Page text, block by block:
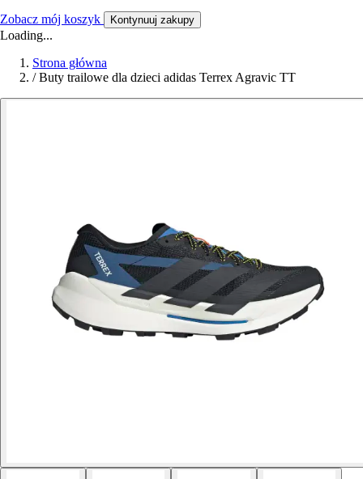
Zobacz mój koszyk Kontynuuj zakupy
Loading...
Strona główna
/ Buty trailowe dla dzieci adidas Terrex Agravic TT